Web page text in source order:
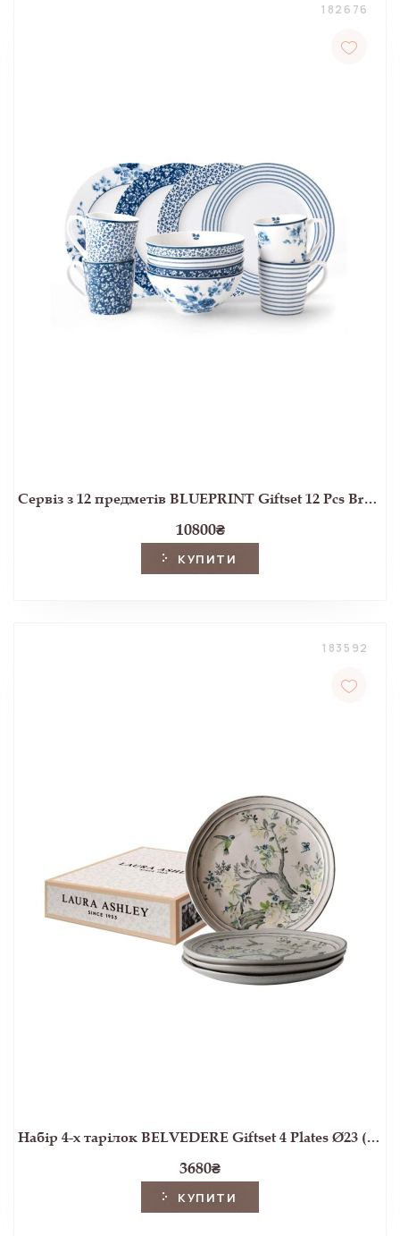
182676
Сервіз з 12 предметів BLUEPRINT Giftset 12 Pcs Breakfast (Blue)
10800₴
КУПИТИ
183592
Набір 4-х тарілок BELVEDERE Giftset 4 Plates Ø23 (Multi)
3680₴
КУПИТИ